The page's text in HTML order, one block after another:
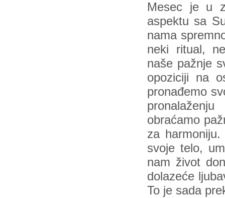
Mesec je u
aspektu sa
nama
neki ritual,
naše pažnje
opoziciji na
pronađemo
obraćamo
za
svoje telo,
nam život
dolazeće
To je sada